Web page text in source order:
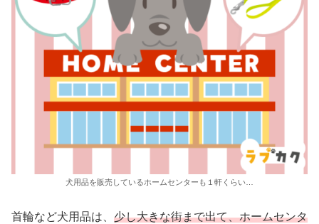
犬用品を販売しているホームセンターも１軒くらい…
首輪など犬用品は、 少し大きな街まで出て、ホームセンタ